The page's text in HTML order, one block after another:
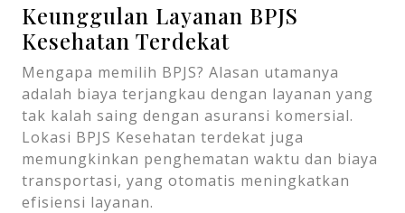
Keunggulan Layanan BPJS
Kesehatan Terdekat
Mengapa memilih BPJS? Alasan utamanya
adalah biaya terjangkau dengan layanan yang
tak kalah saing dengan asuransi komersial.
Lokasi BPJS Kesehatan terdekat juga
memungkinkan penghematan waktu dan biaya
transportasi, yang otomatis meningkatkan
efisiensi layanan.